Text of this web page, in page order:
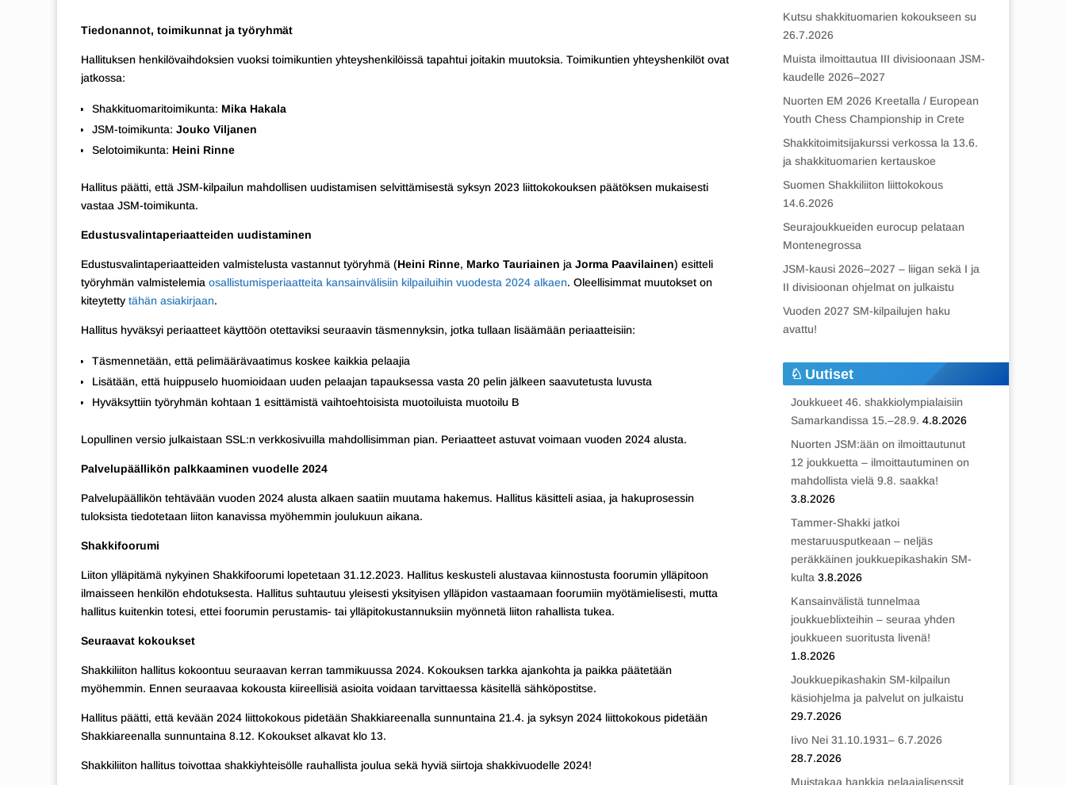
Tiedonannot, toimikunnat ja työryhmät
Hallituksen henkilövaihdoksien vuoksi toimikuntien yhteyshenkilöissä tapahtui joitakin muutoksia. Toimikuntien yhteyshenkilöt ovat
jatkossa:
Shakkituomaritoimikunta: Mika Hakala
JSM-toimikunta: Jouko Viljanen
Selotoimikunta: Heini Rinne
Hallitus päätti, että JSM-kilpailun mahdollisen uudistamisen selvittämisestä syksyn 2023 liittokokouksen päätöksen mukaisesti
vastaa JSM-toimikunta.
Edustusvalintaperiaatteiden uudistaminen
Edustusvalintaperiaatteiden valmistelusta vastannut työryhmä (Heini Rinne, Marko Tauriainen ja Jorma Paavilainen) esitteli
työryhmän valmistelemia osallistumisperiaatteita kansainvälisiin kilpailuihin vuodesta 2024 alkaen. Oleellisimmat muutokset on
kiteytetty tähän asiakirjaan.
Hallitus hyväksyi periaatteet käyttöön otettaviksi seuraavin täsmennyksin, jotka tullaan lisäämään periaatteisiin:
Täsmennetään, että pelimäärävaatimus koskee kaikkia pelaajia
Lisätään, että huippuselo huomioidaan uuden pelaajan tapauksessa vasta 20 pelin jälkeen saavutetusta luvusta
Hyväksyttiin työryhmän kohtaan 1 esittämistä vaihtoehtoisista muotoiluista muotoilu B
Lopullinen versio julkaistaan SSL:n verkkosivuilla mahdollisimman pian. Periaatteet astuvat voimaan vuoden 2024 alusta.
Palvelupäällikön palkkaaminen vuodelle 2024
Palvelupäällikön tehtävään vuoden 2024 alusta alkaen saatiin muutama hakemus. Hallitus käsitteli asiaa, ja hakuprosessin
tuloksista tiedotetaan liiton kanavissa myöhemmin joulukuun aikana.
Shakkifoorumi
Liiton ylläpitämä nykyinen Shakkifoorumi lopetetaan 31.12.2023. Hallitus keskusteli alustavaa kiinnostusta foorumin ylläpitoon
ilmaisseen henkilön ehdotuksesta. Hallitus suhtautuu yleisesti yksityisen ylläpidon vastaamaan foorumiin myötämielisesti, mutta
hallitus kuitenkin totesi, ettei foorumin perustamis- tai ylläpitokustannuksiin myönnetä liiton rahallista tukea.
Seuraavat kokoukset
Shakkiliiton hallitus kokoontuu seuraavan kerran tammikuussa 2024. Kokouksen tarkka ajankohta ja paikka päätetään
myöhemmin. Ennen seuraavaa kokousta kiireellisiä asioita voidaan tarvittaessa käsitellä sähköpostitse.
Hallitus päätti, että kevään 2024 liittokokous pidetään Shakkiareenalla sunnuntaina 21.4. ja syksyn 2024 liittokokous pidetään
Shakkiareenalla sunnuntaina 8.12. Kokoukset alkavat klo 13.
Shakkiliiton hallitus toivottaa shakkiyhteisölle rauhallista joulua sekä hyviä siirtoja shakkivuodelle 2024!
Kutsu shakkituomarien kokoukseen su
26.7.2026
Muista ilmoittautua III divisioonaan JSM-
kaudelle 2026–2027
Nuorten EM 2026 Kreetalla / European
Youth Chess Championship in Crete
Shakkitoimitsijakurssi verkossa la 13.6.
ja shakkituomarien kertauskoe
Suomen Shakkiliiton liittokokous
14.6.2026
Seurajoukkueiden eurocup pelataan
Montenegrossa
JSM-kausi 2026–2027 – liigan sekä I ja
II divisioonan ohjelmat on julkaistu
Vuoden 2027 SM-kilpailujen haku
avattu!
Uutiset
Joukkueet 46. shakkiolympialaisiin
Samarkandissa 15.–28.9. 4.8.2026
Nuorten JSM:ään on ilmoittautunut
12 joukkuetta – ilmoittautuminen on
mahdollista vielä 9.8. saakka!
3.8.2026
Tammer-Shakki jatkoi
mestaruusputkeaan – neljäs
peräkkäinen joukkuepikashakin SM-
kulta 3.8.2026
Kansainvälistä tunnelmaa
joukkueblixteihin – seuraa yhden
joukkueen suoritusta livenä!
1.8.2026
Joukkuepikashakin SM-kilpailun
käsiohjelma ja palvelut on julkaistu
29.7.2026
Iivo Nei 31.10.1931– 6.7.2026
28.7.2026
Muistakaa hankkia pelaajalisenssit